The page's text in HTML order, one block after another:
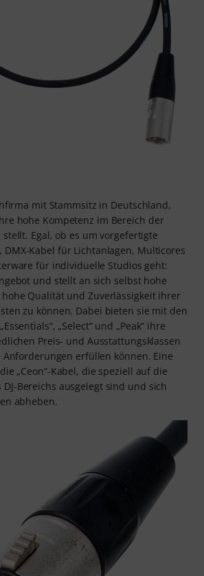
mit Stammsitz in Deutschland,
hohe Kompetenz im Bereich der
Egal, ob es um vorgefertigte
Kabel für Lichtanlagen, Multicores
für individuelle Studios geht:
und stellt an sich selbst hohe
Qualität und Zuverlässigkeit ihrer
zu können. Dabei bieten sie mit den
„Select“ und „Peak“ ihre
Preis- und Ausstattungsklassen
Anforderungen erfüllen können. Eine
„Ceon“-Kabel, die speziell auf die
Bereichs ausgelegt sind und sich
abheben.